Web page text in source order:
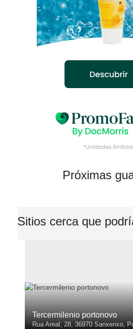
Próximas
Sitios cerca que
Tercermilenio portonovo
Rua Areal, 28, 36970 Sanxenxo,